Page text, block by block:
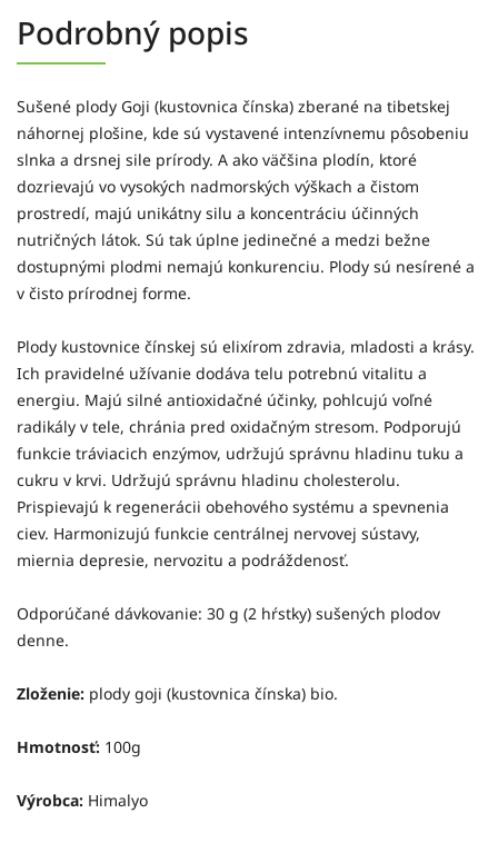
Podrobný popis
Sušené plody Goji (kustovnica čínska) zberané na tibetskej
náhornej plošine, kde sú vystavené intenzívnemu pôsobeniu
slnka a drsnej sile prírody. A ako väčšina plodín, ktoré
dozrievajú vo vysokých nadmorských výškach a čistom
prostredí, majú unikátny silu a koncentráciu účinných
nutričných látok. Sú tak úplne jedinečné a medzi bežne
dostupnými plodmi nemajú konkurenciu. Plody sú nesírené a
v čisto prírodnej forme.
Plody kustovnice čínskej sú elixírom zdravia, mladosti a krásy.
Ich pravidelné užívanie dodáva telu potrebnú vitalitu a
energiu. Majú silné antioxidačné účinky, pohlcujú voľné
radikály v tele, chránia pred oxidačným stresom. Podporujú
funkcie tráviacich enzýmov, udržujú správnu hladinu tuku a
cukru v krvi. Udržujú správnu hladinu cholesterolu.
Prispievajú k regenerácii obehového systému a spevnenia
ciev. Harmonizujú funkcie centrálnej nervovej sústavy,
miernia depresie, nervozitu a podráždenosť.
Odporúčané dávkovanie: 30 g (2 hŕstky) sušených plodov
denne.
Zloženie: plody goji (kustovnica čínska) bio.
Hmotnosť: 100g
Výrobca: Himalyo